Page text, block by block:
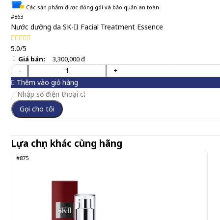
Các sản phẩm được đóng gói và bảo quản an toàn.
#863
Nước dưỡng da SK-II Facial Treatment Essence
5.0/5
Giá bán: 3,300,000 đ
-
+
Thêm vào giỏ hàng
Gọi cho tôi
Lựa chọn khác cùng hãng
#875